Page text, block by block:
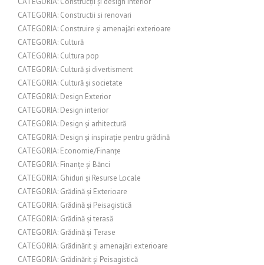
CATEGORIA: Constructii si renovari
CATEGORIA: Construire și amenajări exterioare
CATEGORIA: Cultură
CATEGORIA: Cultura pop
CATEGORIA: Cultură și divertisment
CATEGORIA: Cultură și societate
CATEGORIA: Design Exterior
CATEGORIA: Design interior
CATEGORIA: Design și arhitectură
CATEGORIA: Design și inspirație pentru grădină
CATEGORIA: Economie/Finanțe
CATEGORIA: Finanțe și Bănci
CATEGORIA: Ghiduri și Resurse Locale
CATEGORIA: Grădină și Exterioare
CATEGORIA: Grădină și Peisagistică
CATEGORIA: Grădină și terasă
CATEGORIA: Grădină și Terase
CATEGORIA: Grădinărit și amenajări exterioare
CATEGORIA: Grădinărit și Peisagistică